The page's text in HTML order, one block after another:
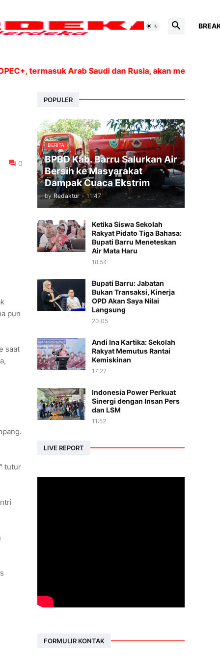
termasuk Arab Saudi dan Rusia, akan meningkatkan
0
pun
saat
tutur
POPULER
BERITA
BPBD Kab. Barru Salurkan Air
Bersih ke Masyarakat
Dampak Cuaca Ekstrim
by Redaktur - 11:47
Ketika Siswa Sekolah
Rakyat Pidato Tiga Bahasa:
Bupati Barru Meneteskan
Air Mata Haru
18:54
Bupati Barru: Jabatan
Bukan Transaksi, Kinerja
OPD Akan Saya Nilai
Langsung
20:05
Andi Ina Kartika: Sekolah
Rakyat Memutus Rantai
Kemiskinan
17:27
Indonesia Power Perkuat
Sinergi dengan Insan Pers
dan LSM
11:52
LIVE REPORT
FORMULIR KONTAK